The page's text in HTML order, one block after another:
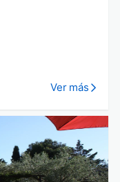
Ver más